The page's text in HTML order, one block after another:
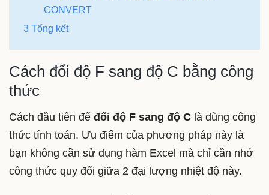
CONVERT
3 Tổng kết
Cách đổi độ F sang độ C bằng công
thức
Cách đầu tiên để đổi độ F sang độ C là dùng công
thức tính toán. Ưu điểm của phương pháp này là
bạn không cần sử dụng hàm Excel mà chỉ cần nhớ
công thức quy đổi giữa 2 đại lượng nhiệt độ này.